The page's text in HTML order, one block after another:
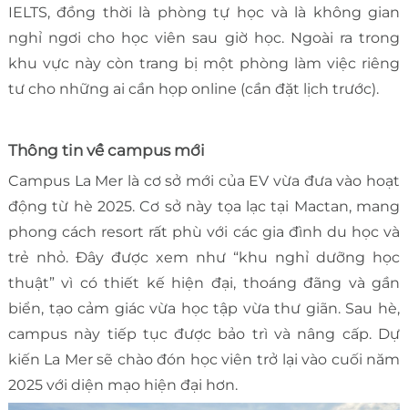
IELTS, đồng thời là phòng tự học và là không gian
nghỉ ngơi cho học viên sau giờ học. Ngoài ra trong
khu vực này còn trang bị một phòng làm việc riêng
tư cho những ai cần họp online (cần đặt lịch trước).
Thông tin về campus mới
Campus La Mer là cơ sở mới của EV vừa đưa vào hoạt
động từ hè 2025. Cơ sở này tọa lạc tại Mactan, mang
phong cách resort rất phù với các gia đình du học và
trẻ nhỏ. Đây được xem như “khu nghỉ dưỡng học
thuật” vì có thiết kế hiện đại, thoáng đãng và gần
biển, tạo cảm giác vừa học tập vừa thư giãn. Sau hè,
campus này tiếp tục được bảo trì và nâng cấp. Dự
kiến La Mer sẽ chào đón học viên trở lại vào cuối năm
2025 với diện mạo hiện đại hơn.